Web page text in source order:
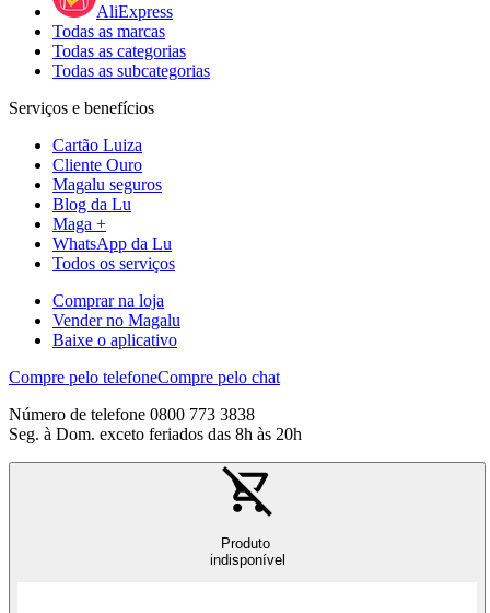
AliExpress
Todas as marcas
Todas as categorias
Todas as subcategorias
Serviços e benefícios
Cartão Luiza
Cliente Ouro
Magalu seguros
Blog da Lu
Maga +
WhatsApp da Lu
Todos os serviços
Comprar na loja
Vender no Magalu
Baixe o aplicativo
Compre pelo telefoneCompre pelo chat
Número de telefone 0800 773 3838
Seg. à Dom. exceto feriados das 8h às 20h
Produto
indisponível